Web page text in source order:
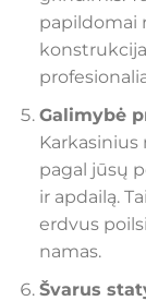
papildomai
Galimybė
pagal jūsų
ir apdailą.
erdvus
namas.
Švarus